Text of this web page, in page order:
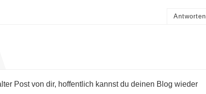
Antworten
Post von dir, hoffentlich kannst du deinen Blog wieder